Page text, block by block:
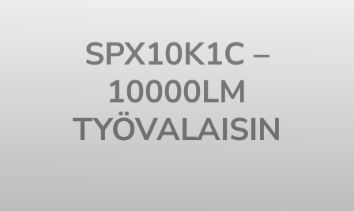
SPX10K1C –
10000LM
TYÖVALAISIN